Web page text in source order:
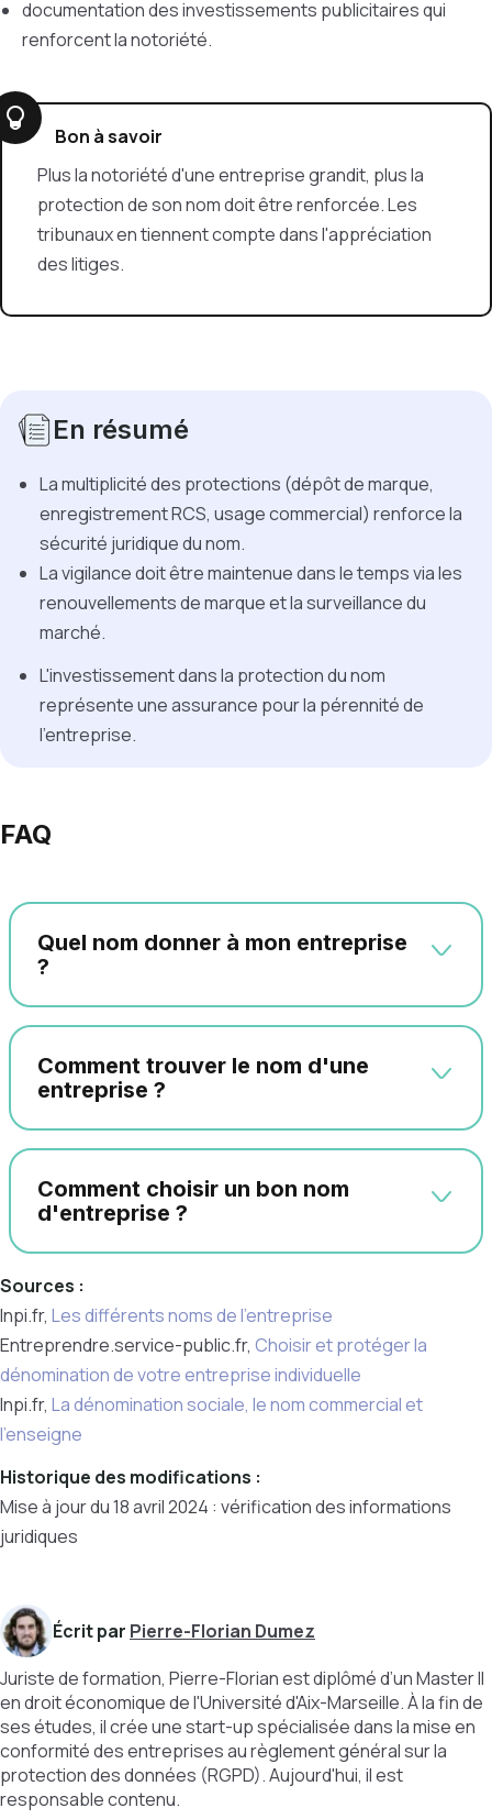
documentation des investissements publicitaires qui
renforcent la notoriété.
Bon à savoir
Plus la notoriété d'une entreprise grandit, plus la
protection de son nom doit être renforcée. Les
tribunaux en tiennent compte dans l'appréciation
des litiges.
En résumé
La multiplicité des protections (dépôt de marque,
enregistrement RCS, usage commercial) renforce la
sécurité juridique du nom.
La vigilance doit être maintenue dans le temps via les
renouvellements de marque et la surveillance du
marché.
L'investissement dans la protection du nom
représente une assurance pour la pérennité de
l'entreprise.
FAQ
Quel nom donner à mon entreprise
?
Comment trouver le nom d'une
entreprise ?
Comment choisir un bon nom
d'entreprise ?
Sources :
Inpi.fr, Les différents noms de l’entreprise
Entreprendre.service-public.fr, Choisir et protéger la
dénomination de votre entreprise individuelle
Inpi.fr, La dénomination sociale, le nom commercial et
l’enseigne
Historique des modifications :
Mise à jour du 18 avril 2024 : vérification des informations
juridiques
Écrit par Pierre-Florian Dumez
Juriste de formation, Pierre-Florian est diplômé d’un Master II
en droit économique de l'Université d'Aix-Marseille. À la fin de
ses études, il crée une start-up spécialisée dans la mise en
conformité des entreprises au règlement général sur la
protection des données (RGPD). Aujourd'hui, il est
responsable contenu.